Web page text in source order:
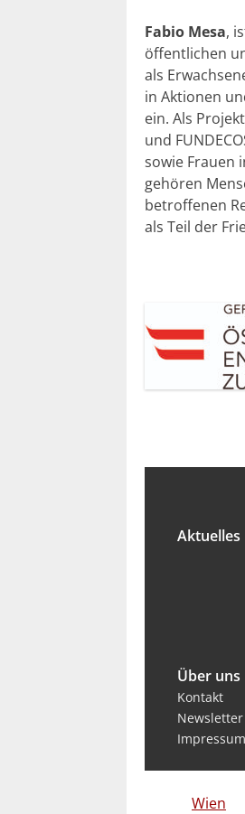
Fabio Mesa,
öffentlichen
als
in Aktionen
ein. Als
und
sowie Frauen
gehören
betroffenen
als Teil der
Aktuelles
Über uns
Kontakt
Newsletter
Impressum
Wien